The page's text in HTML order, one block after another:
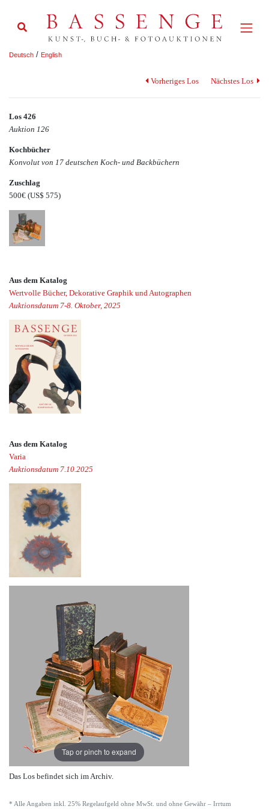
Deutsch / English
Vorheriges Los Nächstes Los
Los 426
Auktion 126
Kochbücher
Konvolut von 17 deutschen Koch- und Backbüchern
Zuschlag
500€ (US$ 575)
Aus dem Katalog
Wertvolle Bücher, Dekorative Graphik und Autographen
Auktionsdatum 7-8. Oktober, 2025
Aus dem Katalog
Varia
Auktionsdatum 7.10.2025
Tap or pinch to expand
Das Los befindet sich im Archiv.
* Alle Angaben inkl. 25% Regelaufgeld ohne MwSt. und ohne Gewähr – Irrtum